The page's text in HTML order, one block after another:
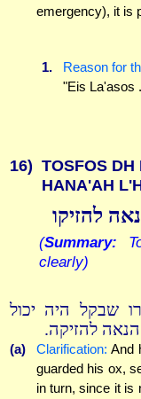
emergency), it is
1. Reason for
"Eis La'asos
16) TOSFOS DH
HANA'AH
להזיקו
(Summary:
clearly)
שבקל היה יכול
הנאה להזיקה.
(a) Clarification: And
guarded his ox,
in turn, since it is